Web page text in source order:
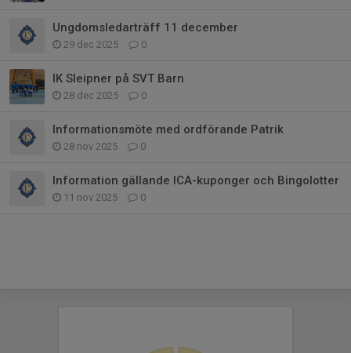
Ungdomsledarträff 11 december
29 dec 2025 0
IK Sleipner på SVT Barn
28 dec 2025 0
Informationsmöte med ordförande Patrik
28 nov 2025 0
Information gällande ICA-kuponger och Bingolotter
11 nov 2025 0